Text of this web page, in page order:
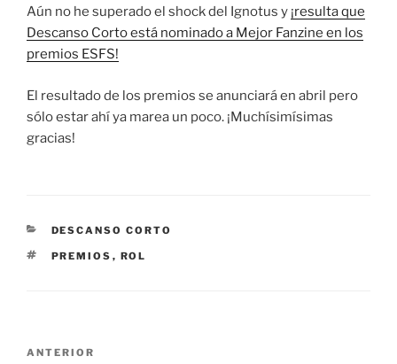
Aún no he superado el shock del Ignotus y ¡resulta que
Descanso Corto está nominado a Mejor Fanzine en los
premios ESFS!
El resultado de los premios se anunciará en abril pero
sólo estar ahí ya marea un poco. ¡Muchísimísimas
gracias!
CATEGORÍAS
DESCANSO CORTO
ETIQUETAS
PREMIOS , ROL
Navegación
Entrada
ANTERIOR